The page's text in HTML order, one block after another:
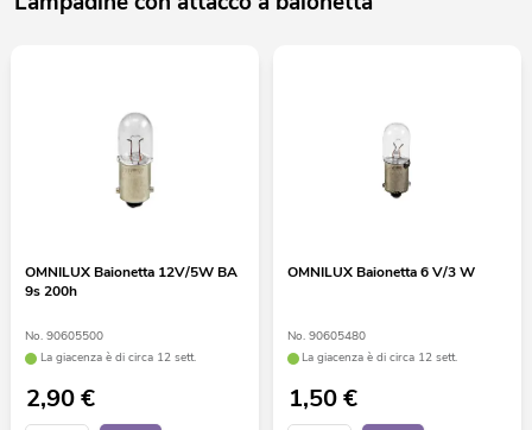
OMNILUX Baionetta 12V/5W BA
9s 200h
No. 90605500
La giacenza è di circa 12 sett.
2,90€
OMNILUX Baionetta 6 V/3 W
No. 90605480
La giacenza è di circa 12 sett.
1,50€